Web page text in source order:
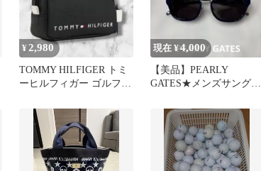
¥2,980
TOMMY HILFIGER トミ
ーヒルフィガー ゴルフ
現在 ¥4,000
【美品】PEARLY
GATES★メンズサングラ